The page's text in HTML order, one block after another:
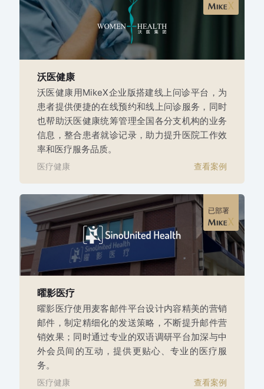
沃医健康
沃医健康用MikeX企业版搭建线上问诊平台，为
患者提供便捷的在线预约和线上问诊服务，同时
也帮助沃医健康统筹管理全国各分支机构的业务
信息，整合患者就诊记录，助力提升医院工作效
率和医疗服务品质。
医疗健康 查看案例
已部署
曜影医疗
曜影医疗使用麦客邮件平台设计内容精美的营销
邮件，制定精细化的发送策略，不断提升邮件营
销效果；同时通过专业的双语调研平台加深与中
外会员间的互动，提供更贴心、专业的医疗服
务。
医疗健康 查看案例